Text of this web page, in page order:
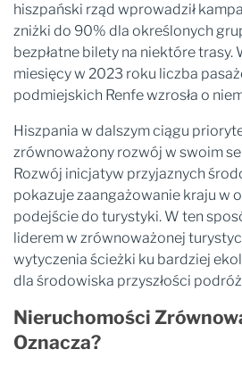
hiszpański rząd wprowadził
zniżki do 90% dla określonych
bezpłatne bilety na niektóre trasy.
miesięcy w 2023 roku liczba
podmiejskich Renfe wzrosła o
Hiszpania w dalszym ciągu
zrównoważony rozwój w swoim
Rozwój inicjatyw przyjaznych
pokazuje zaangażowanie kraju w
podejście do turystyki. W ten
liderem w zrównoważonej
wytyczenia ścieżki ku bardziej
dla środowiska przyszłości
Nieruchomości
Oznacza?